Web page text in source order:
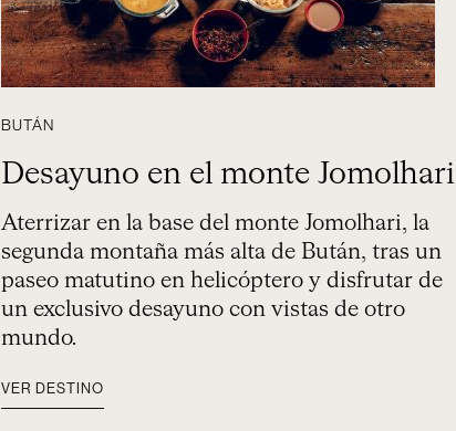
BUTÁN
Desayuno en el monte Jomolhari
Aterrizar en la base del monte Jomolhari, la
segunda montaña más alta de Bután, tras un
paseo matutino en helicóptero y disfrutar de
un exclusivo desayuno con vistas de otro
mundo.
VER DESTINO